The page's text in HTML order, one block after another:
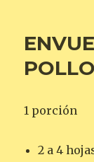
1 porción
2 a 4